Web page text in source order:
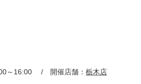
～16:00 開催店舗： 栃木店